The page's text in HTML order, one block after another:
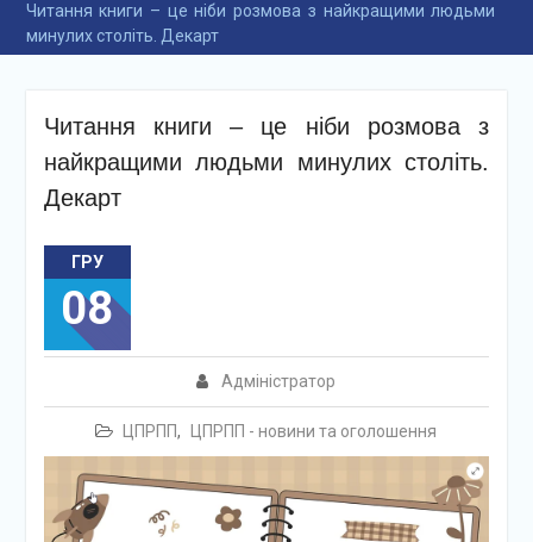
Читання книги – це ніби розмова з найкращими людьми
минулих століть. Декарт
Читання книги – це ніби розмова з
найкращими людьми минулих століть.
Декарт
ГРУ
08
Адміністратор
ЦПРПП, ЦПРПП - новини та оголошення